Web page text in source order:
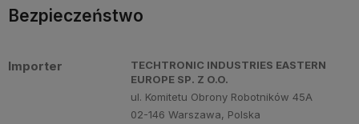
Bezpieczeństwo
Importer
TECHTRONIC INDUSTRIES EASTERN
EUROPE SP. Z O.O.
ul. Komitetu Obrony Robotników 45A
02-146 Warszawa, Polska